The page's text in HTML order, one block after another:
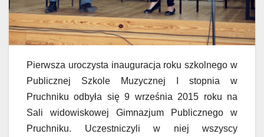
Pierwsza uroczysta inauguracja roku szkolnego w
Publicznej Szkole Muzycznej I stopnia w
Pruchniku odbyła się 9 września 2015 roku na
Sali widowiskowej Gimnazjum Publicznego w
Pruchniku. Uczestniczyli w niej wszyscy